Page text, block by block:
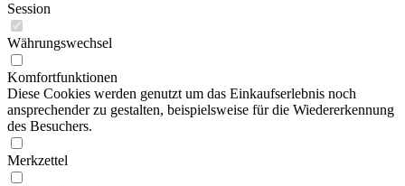
Session
Währungswechsel
Komfortfunktionen
Diese Cookies werden genutzt um das Einkaufserlebnis noch
ansprechender zu gestalten, beispielsweise für die Wiedererkennung
des Besuchers.
Merkzettel